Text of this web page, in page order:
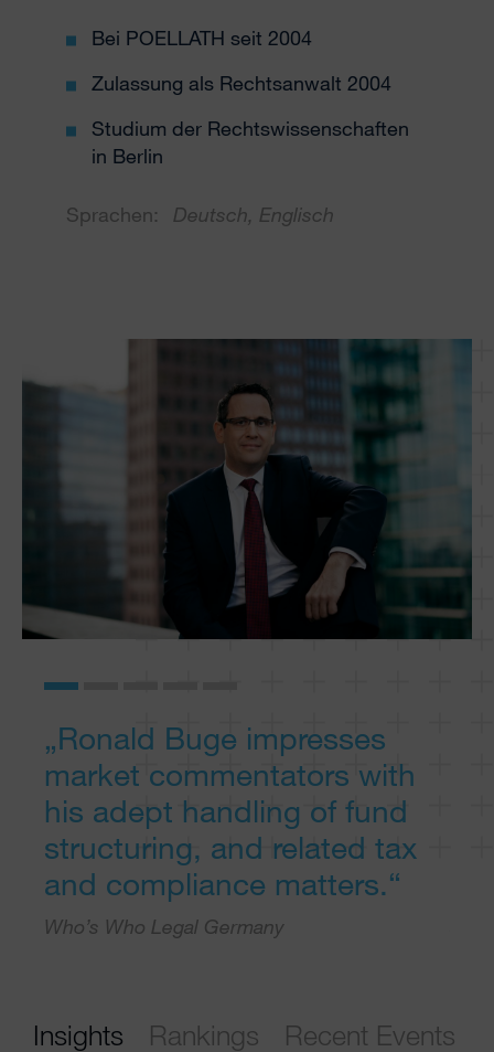
Bei POELLATH seit 2004
Zulassung als Rechtsanwalt 2004
Studium der Rechtswissenschaften
in Berlin
Sprachen: Deutsch, Englisch
„Ronald Buge impresses
market commentators with
his adept handling of fund
structuring, and related tax
and compliance matters.“
Who’s Who Legal Germany
Insights Rankings Recent Events